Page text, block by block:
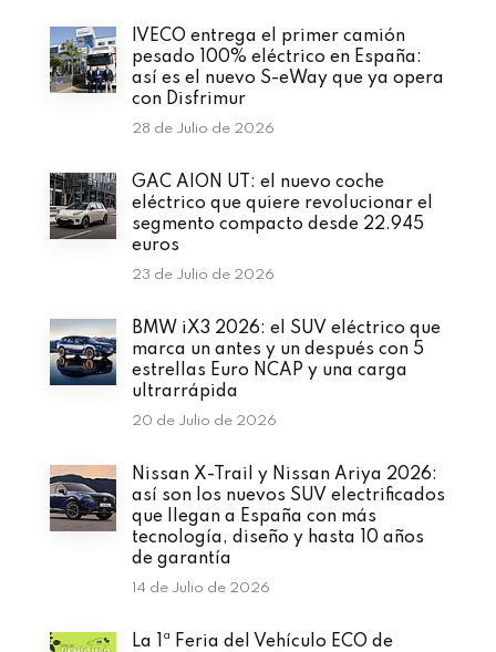
IVECO entrega el primer camión
pesado 100% eléctrico en España:
así es el nuevo S-eWay que ya opera
con Disfrimur
28 de Julio de 2026
GAC AION UT: el nuevo coche
eléctrico que quiere revolucionar el
segmento compacto desde 22.945
euros
23 de Julio de 2026
BMW iX3 2026: el SUV eléctrico que
marca un antes y un después con 5
estrellas Euro NCAP y una carga
ultrarrápida
20 de Julio de 2026
Nissan X-Trail y Nissan Ariya 2026:
así son los nuevos SUV electrificados
que llegan a España con más
tecnología, diseño y hasta 10 años
de garantía
14 de Julio de 2026
La 1ª Feria del Vehículo ECO de